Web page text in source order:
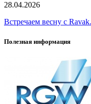
28.04.2026
Встречаем весну с
Полезная информация